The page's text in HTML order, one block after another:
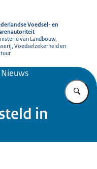
Voedsel- en
van Landbouw,
Voedselzekerheid en
Nieuws
in